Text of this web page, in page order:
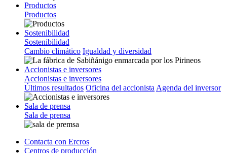
Productos
Productos
Sostenibilidad
Sostenibilidad
Cambio climático Igualdad y diversidad
Accionistas e inversores
Accionistas e inversores
Últimos resultados Oficina del accionista Agenda del inversor
Sala de prensa
Sala de prensa
Contacta con Ercros
Centros de producción